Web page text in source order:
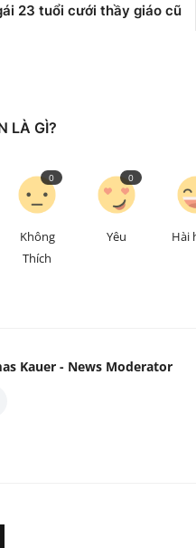
23 tuổi cưới thầy giáo cũ
LÀ GÌ?
Không
Thích
0
Yêu
0
Hài
Kauer - News Moderator